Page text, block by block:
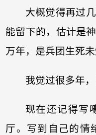
大概觉得再过
能留下的，估计是
万年，是兵团生死
我觉过很多年
现在还记得写
厅。写到自己的情